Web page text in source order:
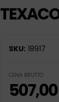
SKU: 18917
CENA BRUTTO
507,00